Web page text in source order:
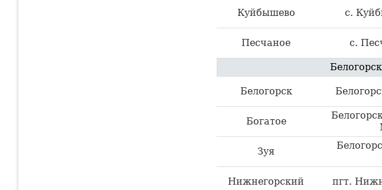
Куйбышево с.
Песчаное с.
Белогорск
Богатое
Зуя
Нижнегорский пгт.